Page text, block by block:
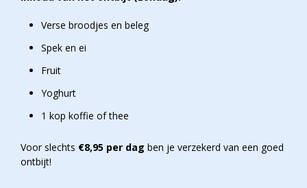
Verse broodjes en beleg
Spek en ei
Fruit
Yoghurt
1 kop koffie of thee
Voor slechts €8,95 per dag ben je verzekerd van een goed
ontbijt!